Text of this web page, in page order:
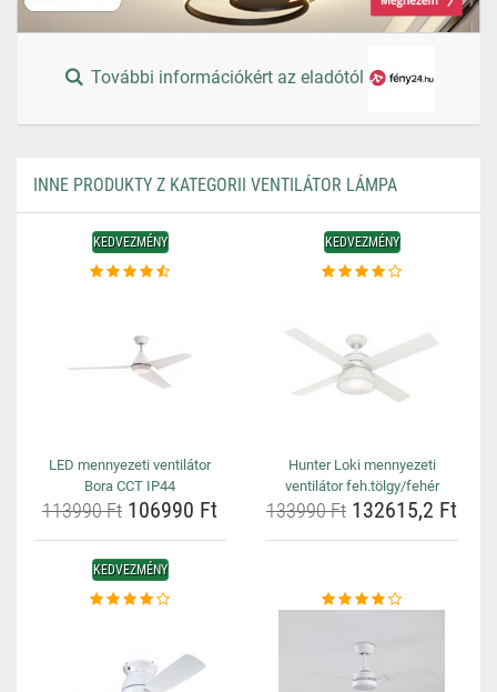
További információkért az eladótól
INNE PRODUKTY Z KATEGORII VENTILÁTOR LÁMPA
KEDVEZMÉNY
LED mennyezeti ventilátor
Bora CCT IP44
113990 Ft 106990 Ft
KEDVEZMÉNY
Hunter Loki mennyezeti
ventilátor feh.tölgy/fehér
133990 Ft 132615,2 Ft
KEDVEZMÉNY